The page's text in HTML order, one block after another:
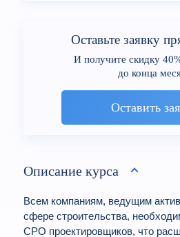
Оставьте заявку
И получите скидку
до конца
Оставить
Описание курса
Всем компаниям, ведущим
сфере строительства,
СРО проектировщиков, что